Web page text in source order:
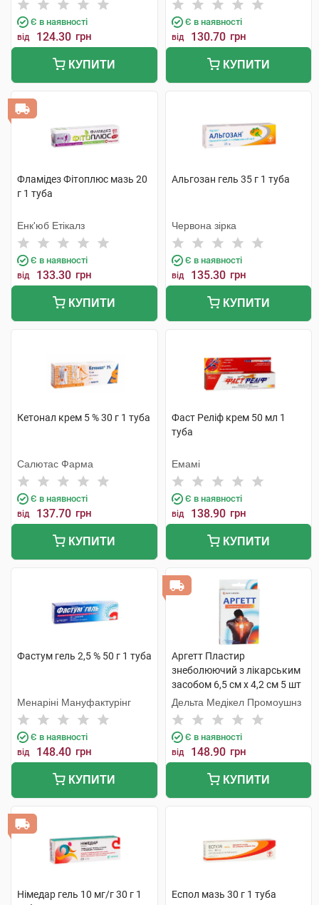
Є в наявності
від 124.30 грн
КУПИТИ
Є в наявності
від 130.70 грн
КУПИТИ
Фламідез Фітоплюс мазь 20
г 1 туба
Енк'юб Етікалз
Є в наявності
від 133.30 грн
КУПИТИ
Альгозан гель 35 г 1 туба
Червона зірка
Є в наявності
від 135.30 грн
КУПИТИ
Кетонал крем 5 % 30 г 1 туба
Салютас Фарма
Є в наявності
від 137.70 грн
КУПИТИ
Фаст Реліф крем 50 мл 1
туба
Емамі
Є в наявності
від 138.90 грн
КУПИТИ
Фастум гель 2,5 % 50 г 1 туба
Менаріні Мануфактурінг
Є в наявності
від 148.40 грн
КУПИТИ
Аргетт Пластир
знеболюючий з лікарським
засобом 6,5 см х 4,2 см 5 шт
Дельта Медікел Промоушнз
Є в наявності
від 148.90 грн
КУПИТИ
Німедар гель 10 мг/г 30 г 1
Еспол мазь 30 г 1 туба